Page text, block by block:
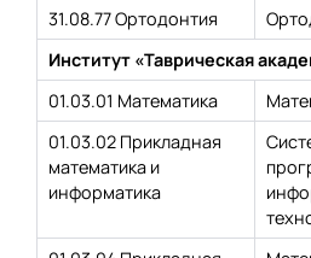
31.08.77 Ортодонтия
Институт «Таврическая
01.03.01 Математика
01.03.02 Прикладная
математика и
информатика